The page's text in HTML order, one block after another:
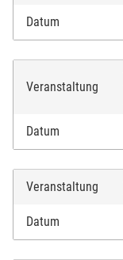
Datum
Veranstaltung
Datum
Veranstaltung
Datum